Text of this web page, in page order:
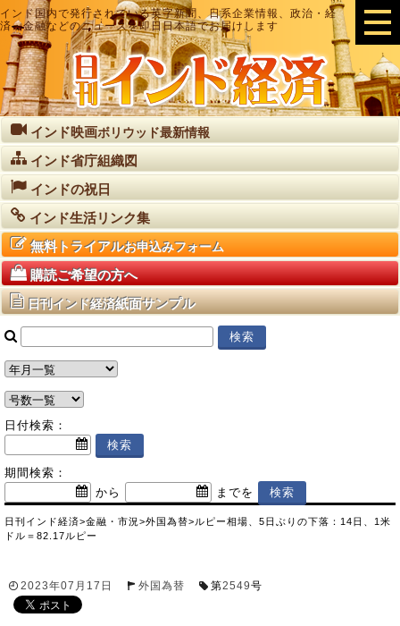
インド国内で発行されている英字新聞、日系企業情報、政治・経
済・金融などのニュースを即日日本語でお届けします
インド映画ボリウッド最新情報
インド省庁組織図
インドの祝日
インド生活リンク集
無料トライアルお申込みフォーム
購読ご希望の方へ
日刊インド経済紙面サンプル
日付検索：
期間検索：
から
までを
日刊インド経済>金融・市況 >外国為替>ルピー相場、5日ぶりの下落：14日、1米
ドル＝82.17ルピー
2023年07月17日 外国為替 第2549号